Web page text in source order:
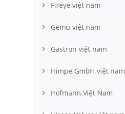
Fireye việt nam
Gemu việt nam
Gastron việt nam
Himpe GmbH việt nam
Hofmann Việt Nam